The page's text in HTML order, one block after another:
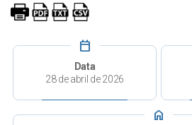
calendar_today
Data
28 de abril de 2026
home